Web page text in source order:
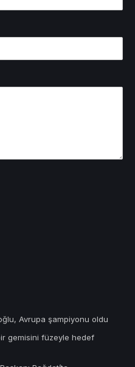
Avrupa şampiyonu oldu
gemisini füzeyle hedef